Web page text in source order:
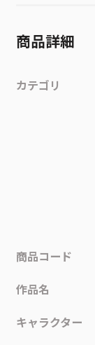
商品詳細
カテゴリ
商品コード
作品名
キャラクター